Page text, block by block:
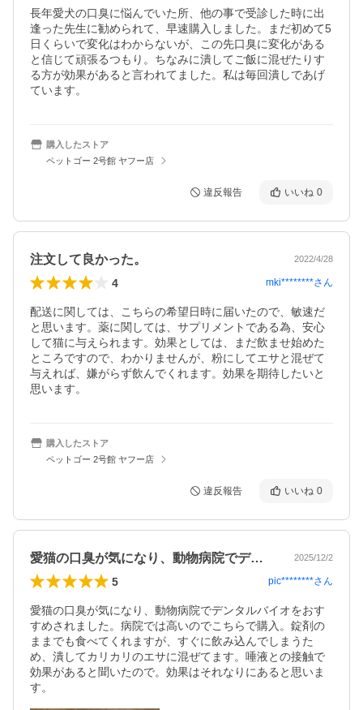
長年愛犬の口臭に悩んでいた所、他の事で受診した時に出
逢った先生に勧められて、早速購入しました。まだ初めて5
日くらいで変化はわからないが、この先口臭に変化がある
と信じて頑張るつもり。ちなみに潰してご飯に混ぜたりす
る方が効果があると言われてました。私は毎回潰しであげ
ています。
購入したストア
ペットゴー 2号館 ヤフー店
違反報告 いいね 0
注文して良かった。 2022/4/28
4 mki********さん
配送に関しては、こちらの希望日時に届いたので、敏速だ
と思います。薬に関しては、サプリメントである為、安心
して猫に与えられます。効果としては、まだ飲ませ始めた
ところですので、わかりませんが、粉にしてエサと混ぜて
与えれば、嫌がらず飲んでくれます。効果を期待したいと
思います。
購入したストア
ペットゴー 2号館 ヤフー店
違反報告 いいね 0
愛猫の口臭が気になり、動物病院でデンタ… 2025/12/2
5 pic********さん
愛猫の口臭が気になり、動物病院でデンタルバイオをおす
すめされました。病院では高いのでこちらで購入。錠剤の
ままでも食べてくれますが、すぐに飲み込んでしまうた
め、潰してカリカリのエサに混ぜてます。唾液との接触で
効果があると聞いたので。効果はそれなりにあると思いま
す。